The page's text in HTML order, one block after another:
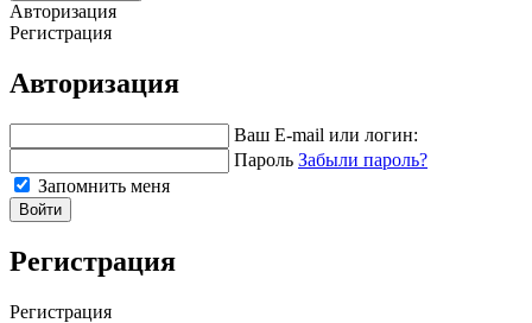
Авторизация
Регистрация
Авторизация
Ваш E-mail или логин:
Пароль Забыли пароль?
Запомнить меня
Войти
Регистрация
Регистрация